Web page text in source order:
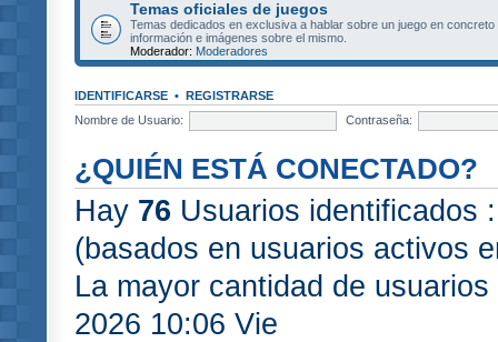
Temas oficiales de juegos
Temas dedicados en exclusiva a hablar sobre un juego en concreto
información e imágenes sobre el mismo.
Moderador: Moderadores
IDENTIFICARSE • REGISTRARSE
Nombre de Usuario:
Contraseña:
¿QUIÉN ESTÁ CONECTADO?
Hay 76 Usuarios identificados
(basados en usuarios activos
La mayor cantidad de
2026 10:06 Vie